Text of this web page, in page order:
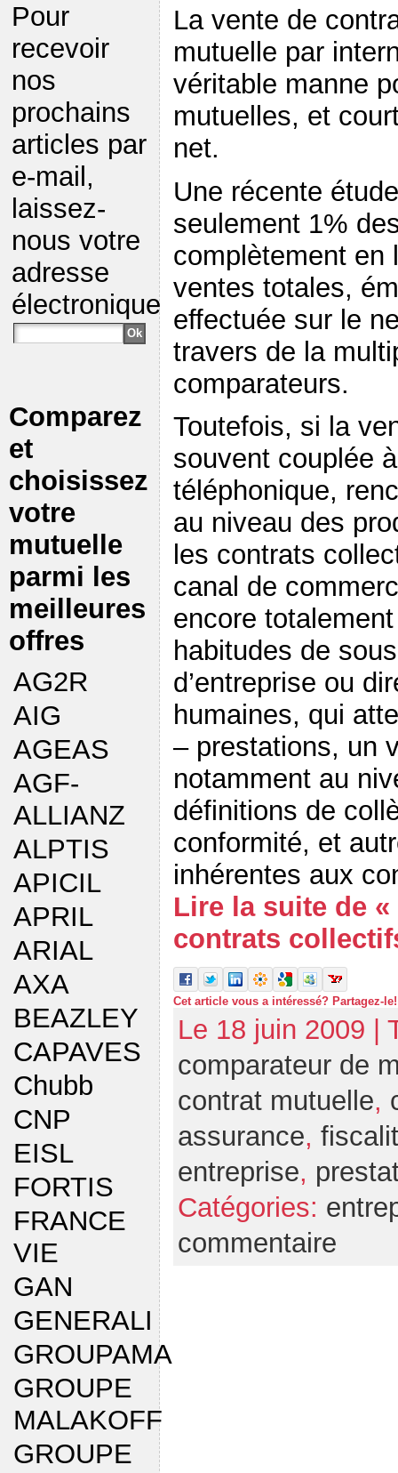
Pour
recevoir
nos
prochains
articles par
e-mail,
laissez-
nous votre
adresse
électronique
Comparez
et
choisissez
votre
mutuelle
parmi les
meilleures
offres
AG2R
AIG
AGEAS
AGF-
ALLIANZ
ALPTIS
APICIL
APRIL
ARIAL
AXA
BEAZLEY
CAPAVES
Chubb
CNP
EISL
FORTIS
FRANCE
VIE
GAN
GENERALI
GROUPAMA
GROUPE
MALAKOFF
GROUPE
La vente de
mutuelle par
véritable manne
mutuelles, et
net.
Une récente
seulement 1%
complètement en
ventes totales,
effectuée sur le
travers de la
comparateurs.
Toutefois, si la
souvent couplée
téléphonique,
au niveau des
les contrats
canal de
encore
habitudes de
d’entreprise ou
humaines, qui
– prestations, un
notamment au
définitions de
conformité, et
inhérentes aux
Lire la suite de
contrats
Cet article vous a intéressé? Partagez-le!
Le 18 juin 2009 |
comparateur de
contrat mutuelle,
assurance,
entreprise,
Catégories:
commentaire